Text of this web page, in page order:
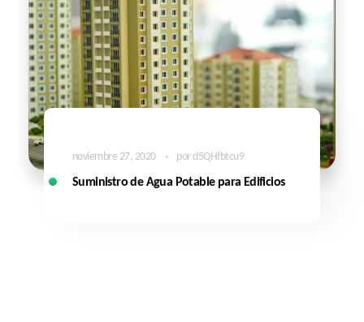
noviembre 27, 2020 pord5QHfbtcu9
Suministro de Agua Potable para Edificios